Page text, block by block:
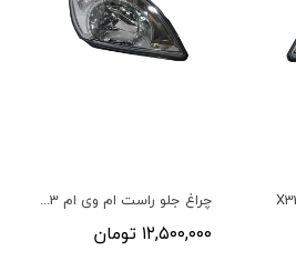
چراغ جلو راست ام وی ام X33
۱۲,۵۰۰,۰۰۰ تومان